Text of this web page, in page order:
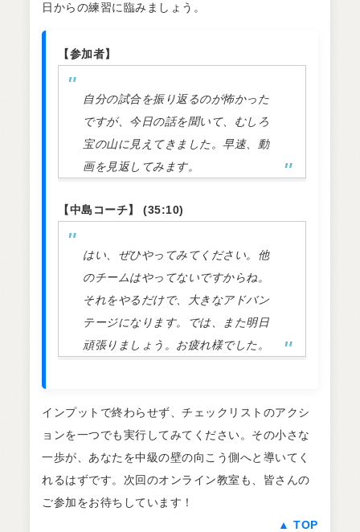
日からの練習に臨みましょう。
【参加者】
自分の試合を振り返るのが怖かった
ですが、今日の話を聞いて、むしろ
宝の山に見えてきました。早速、動
画を見返してみます。
【中島コーチ】 (35:10)
はい、ぜひやってみてください。他
のチームはやってないですからね。
それをやるだけで、大きなアドバン
テージになります。では、また明日
頑張りましょう。お疲れ様でした。
インプットで終わらせず、チェックリストのアクシ
ョンを一つでも実行してみてください。その小さな
一歩が、あなたを中級の壁の向こう側へと導いてく
れるはずです。次回のオンライン教室も、皆さんの
ご参加をお待ちしています！
▲ TOP